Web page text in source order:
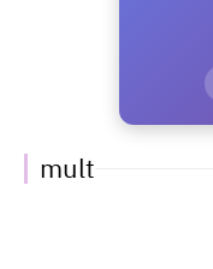
mult